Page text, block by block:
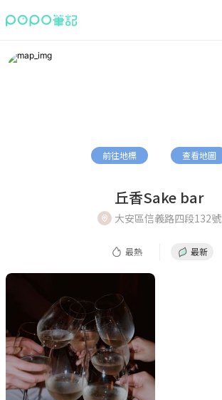
前往地標 查看地圖
丘香Sake bar
大安區信義路四段132號
最熱 最新